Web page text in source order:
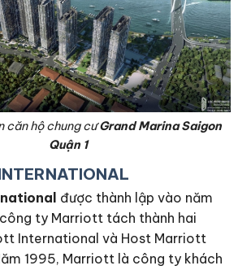
căn hộ chung cưGrand Marina Saigon
Quận 1
được thành lập vào năm
ty Marriott tách thành hai
International và Host Marriott
1995, Marriott là công ty khách